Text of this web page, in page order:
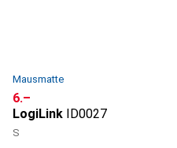
Mausmatte
CHF
6.–
LogiLink ID0027
S